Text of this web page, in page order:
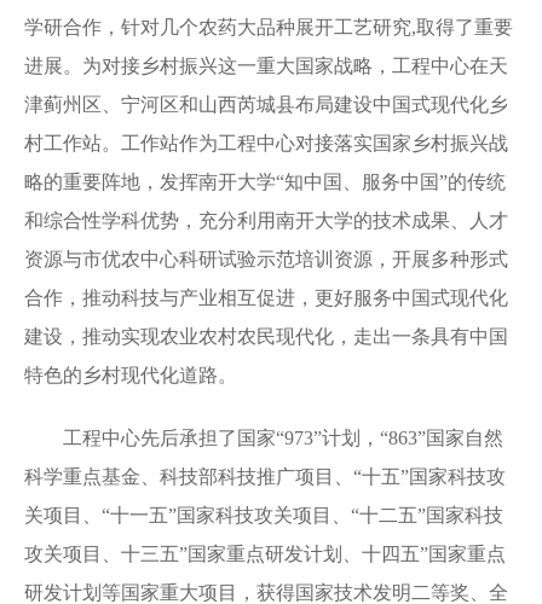
学研合作，针对几个农药大品种展开工艺研究,取得了重要
进展。为对接乡村振兴这一重大国家战略，工程中心在天
津蓟州区、宁河区和山西芮城县布局建设中国式现代化乡
村工作站。工作站作为工程中心对接落实国家乡村振兴战
略的重要阵地，发挥南开大学“知中国、服务中国”的传统
和综合性学科优势，充分利用南开大学的技术成果、人才
资源与市优农中心科研试验示范培训资源，开展多种形式
合作，推动科技与产业相互促进，更好服务中国式现代化
建设，推动实现农业农村农民现代化，走出一条具有中国
特色的乡村现代化道路。
工程中心先后承担了国家“973”计划， “863”国家自然
科学重点基金、科技部科技推广项目、 “十五”国家科技攻
关项目、 “十一五”国家科技攻关项目、 “十二五”国家科技
攻关项目、十三五”国家重点研发计划、十四五”国家重点
研发计划等国家重大项目，获得国家技术发明二等奖、全